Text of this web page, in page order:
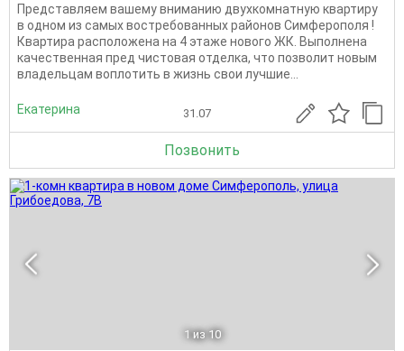
Представляем вашему вниманию двухкомнатную квартиру
в одном из самых востребованных районов Симферополя !
Квартира расположена на 4 этаже нового ЖК. Выполнена
качественная пред чистовая отделка, что позволит новым
владельцам воплотить в жизнь свои лучшие...
Екатерина 31.07
Позвонить
1 из 10